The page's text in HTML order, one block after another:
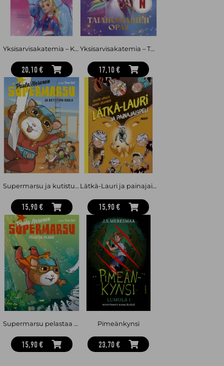
Yksisarvisakatemia – Keijukuun loisteessa
20,10 €
Yksisarvisakatemia – Taianomainen opas
17,10 €
Supermarsu ja kutistuva koulu
15,90 €
Lätkä-Lauri ja painajaispeli
15,90 €
Supermarsu pelastaa silakat
15,90 €
Pimeänkynsi
23,70 €